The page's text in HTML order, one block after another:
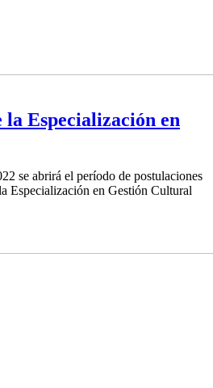
la Especialización en
se abrirá el período de postulaciones
Especialización en Gestión Cultural